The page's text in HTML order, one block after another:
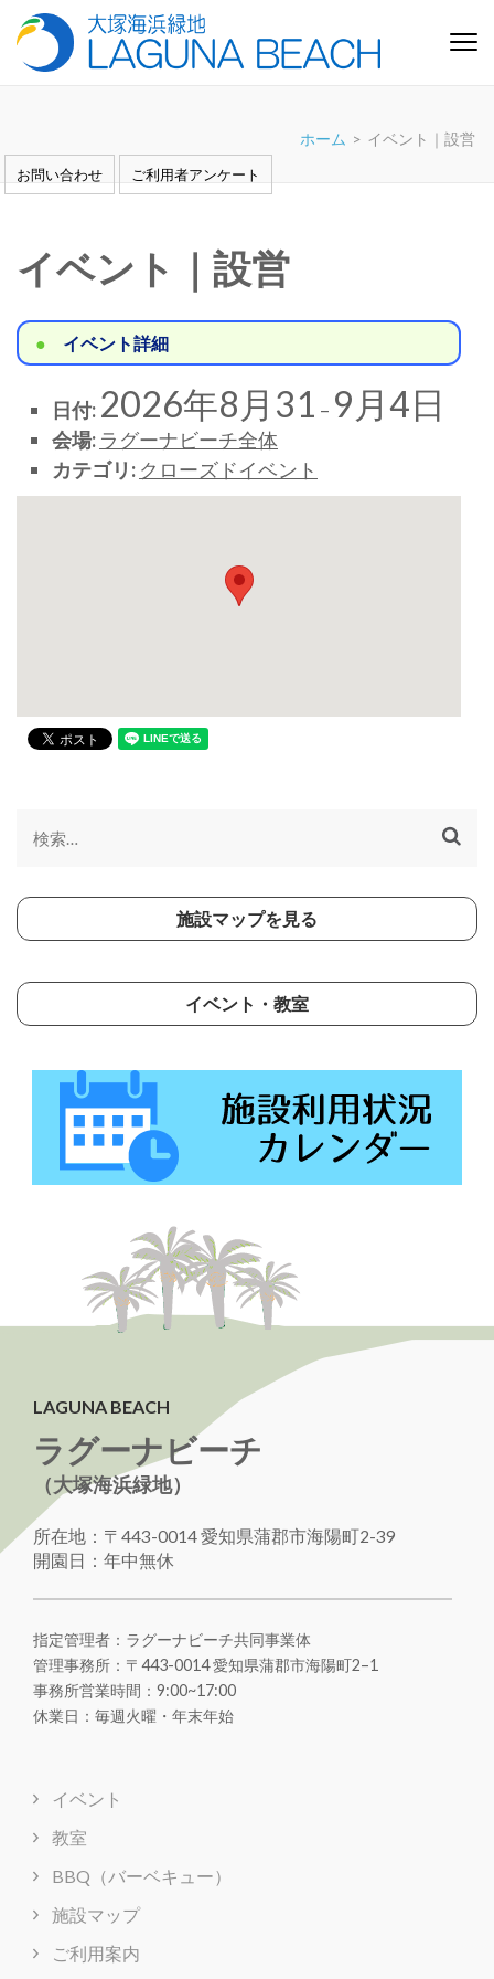
ン
ス
キ
(Enter
押
す)
大塚海浜緑地「ラグーナビー
お問い合わせ ご利用者アンケート
ホーム > イベント｜設営
イベント｜設営
イベント詳細
日付: 2026年8月31 – 9月4日
会場: ラグーナビーチ全体
カテゴリ: クローズドイベント
検
施設マップを見る
イベント・教室
LAGUNA BEACH
ラグーナビーチ
（大塚海浜緑地）
所在地：〒443-0014 愛知県蒲郡市海陽町2-39
開園日：年中無休
指定管理者：ラグーナビーチ共同事業体
管理事務所：〒443-0014 愛知県蒲郡市海陽町2–1
事務所営業時間：9:00~17:00
休業日：毎週火曜・年末年始
イベント
教室
BBQ（バーベキュー）
施設マップ
ご利用案内